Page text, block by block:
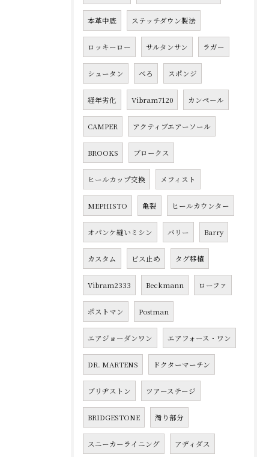
本革中底 ステッチダウン製法
ロッキーロー サルタンサン ラガー
シュータン べろ スポンジ
経年劣化 Vibram7120 カンペール
CAMPER アクティブエアーソール
BROOKS ブロークス
ヒールカップ交換 メフィスト
MEPHISTO 亀裂 ヒールカウンター
オパンケ縫いミシン バリー Barry
カスタム ビス止め タグ移植
Vibram2333 Beckmann ローファ
ポストマン Postman
エアジョーダンワン エアフォース・ワン
DR. MARTENS ドクターマーチン
ブリヂストン ツアーステージ
BRIDGESTONE 滑り部分
スニーカーライニング アディダス